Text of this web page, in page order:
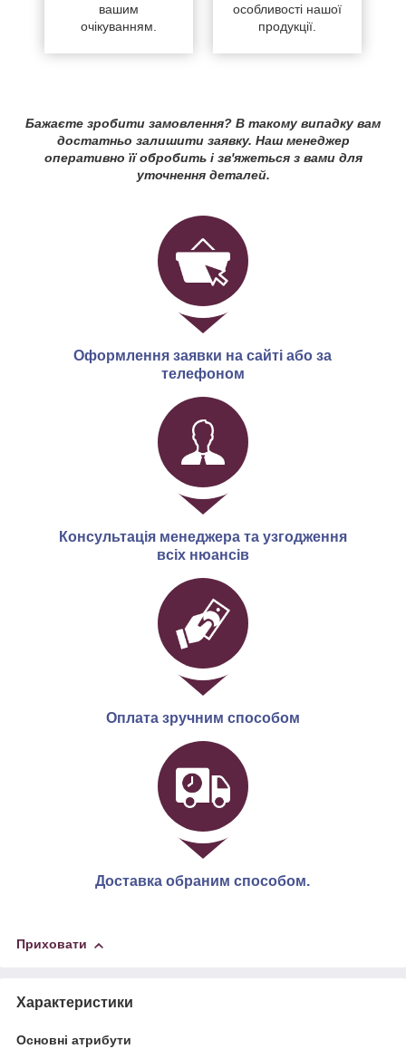
вашим
очікуванням.
особливості нашої
продукції.
Бажаєте зробити замовлення? В такому випадку вам
достатньо залишити заявку. Наш менеджер
оперативно її обробить і зв'яжеться з вами для
уточнення деталей.
Оформлення заявки на сайті або за
телефоном
Консультація менеджера та узгодження
всіх нюансів
Оплата зручним способом
Доставка обраним способом.
Приховати
Характеристики
Основні атрибути